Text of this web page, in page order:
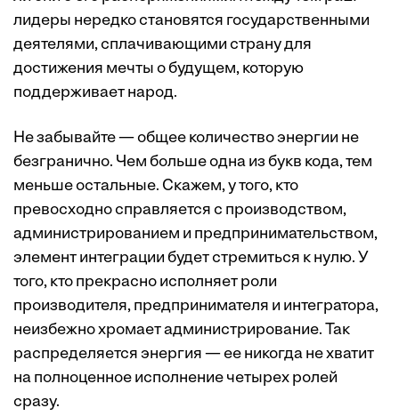
лидеры нередко становятся государственными
деятелями, сплачивающими страну для
достижения мечты о будущем, которую
поддерживает народ.
Не забывайте — общее количество энергии не
безгранично. Чем больше одна из букв кода, тем
меньше остальные. Скажем, у того, кто
превосходно справляется с производством,
администрированием и предпринимательством,
элемент интеграции будет стремиться к нулю. У
того, кто прекрасно исполняет роли
производителя, предпринимателя и интегратора,
неизбежно хромает администрирование. Так
распределяется энергия — ее никогда не хватит
на полноценное исполнение четырех ролей
сразу.